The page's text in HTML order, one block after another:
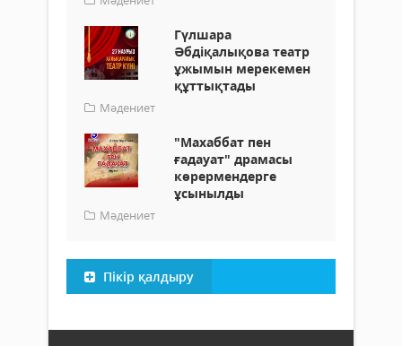
Гүлшара
Әбдіқалықова театр
ұжымын мерекемен
құттықтады
Мәдениет
"Махаббат пен
ғадауат" драмасы
көрермендерге
ұсынылды
Мәдениет
Пікір қалдыру